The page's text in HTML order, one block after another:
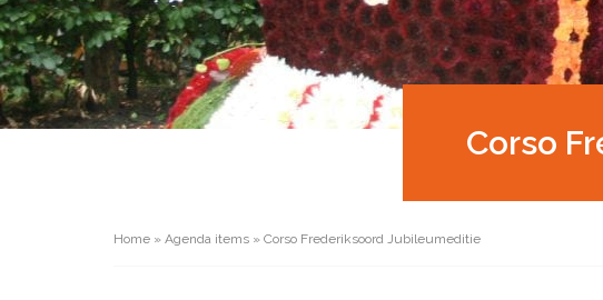
Corso
Home » Agenda items » Corso Frederiksoord Jubileumeditie